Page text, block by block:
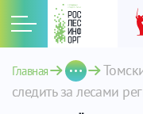
Главная
следить за лесами